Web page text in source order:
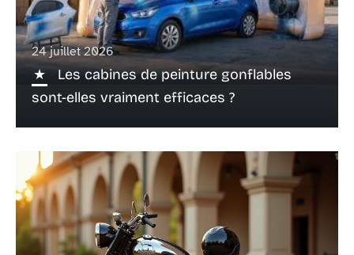
24 juillet 2026
Les cabines de peinture gonflables
sont-elles vraiment efficaces ?